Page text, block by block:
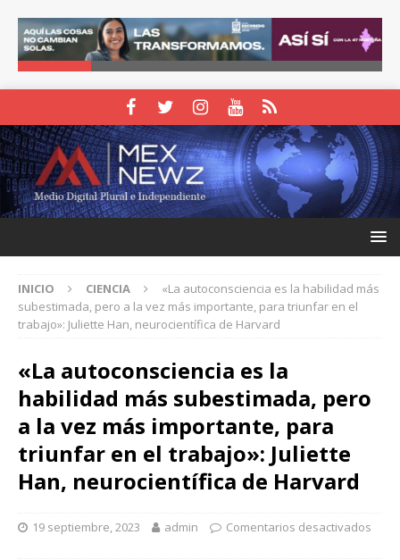
INICIO CIENCIA
«La autoconsciencia es la habilidad más
subestimada, pero a la vez más importante, para triunfar en el
trabajo»: Juliette Han, neurocientífica de Harvard
«La autoconsciencia es la
habilidad más subestimada, pero
a la vez más importante, para
triunfar en el trabajo»: Juliette
Han, neurocientífica de Harvard
19 septiembre, 2023 admin Comentarios desactivados